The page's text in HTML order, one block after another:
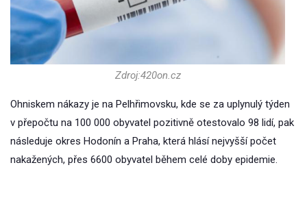
Zdroj:420on.cz
Ohniskem nákazy je na Pelhřimovsku, kde se za uplynulý týden
v přepočtu na 100 000 obyvatel pozitivně otestovalo 98 lidí, pak
následuje okres Hodonín a Praha, která hlásí nejvyšší počet
nakažených, přes 6600 obyvatel během celé doby epidemie.